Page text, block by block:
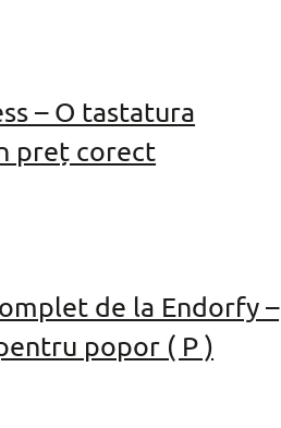
– O tastatura
preț corect
de la Endorfy –
popor ( P )